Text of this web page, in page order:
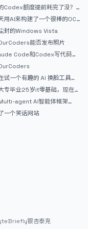
Codex额度提前耗完了没？
应如何？
用AI来构建了一个很棒的OC
华区
封的Windows Vista
能否发布照片
Code和Codex写代码真
但是App怎么挣钱还是很难啊
试一个有趣的 AI 换脸工具，
不错
专毕业25岁it零基础，现在想
设计师，有什么好的建议吗，
agent AI智能体框架
，欢迎大家贡献代码
一个笑话网站
银杏泰克